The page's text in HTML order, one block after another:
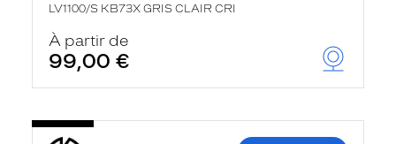
LV1100/S KB73X GRIS CLAIR CRI
À partir de
99,00 €